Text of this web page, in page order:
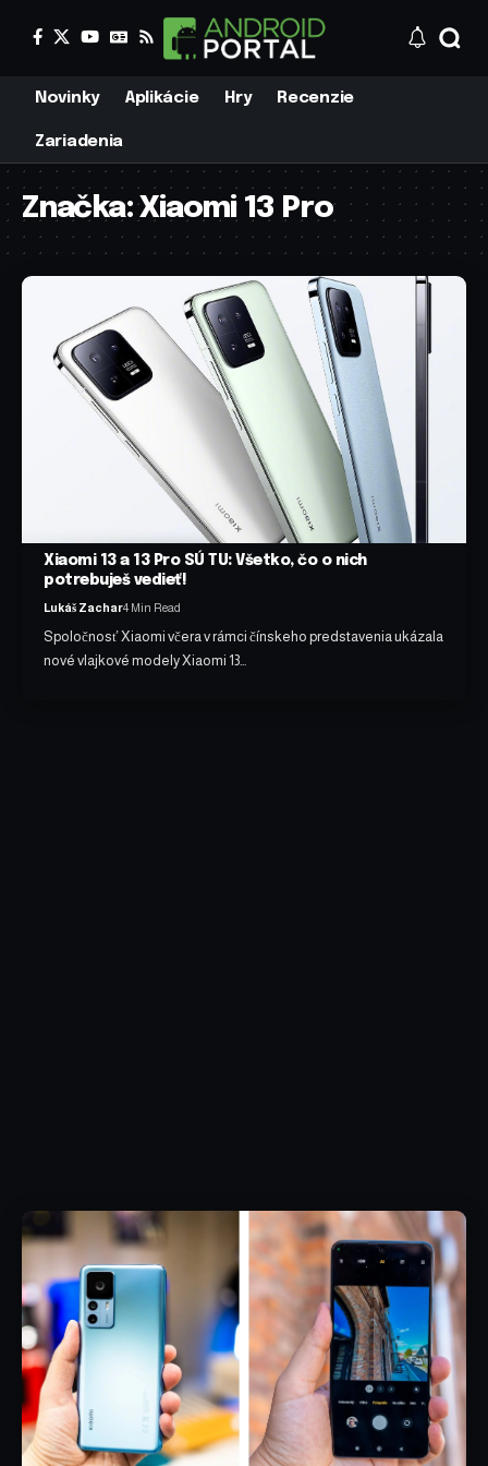
Novinky Aplikácie Hry Recenzie
Zariadenia
Značka:Xiaomi 13 Pro
Xiaomi 13 a 13 Pro SÚ TU: Všetko, čo o nich
potrebuješ vedieť!
Lukáš Zachar4 Min Read
Spoločnosť Xiaomi včera v rámci čínskeho predstavenia ukázala
nové vlajkové modely Xiaomi 13…